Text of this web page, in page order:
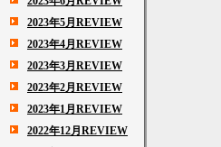
2023年5月REVIEW
2023年4月REVIEW
2023年3月REVIEW
2023年2月REVIEW
2023年1月REVIEW
2022年12月REVIEW